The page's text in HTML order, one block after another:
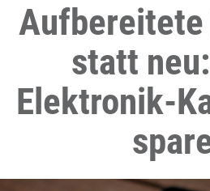
statt
Elektronik-